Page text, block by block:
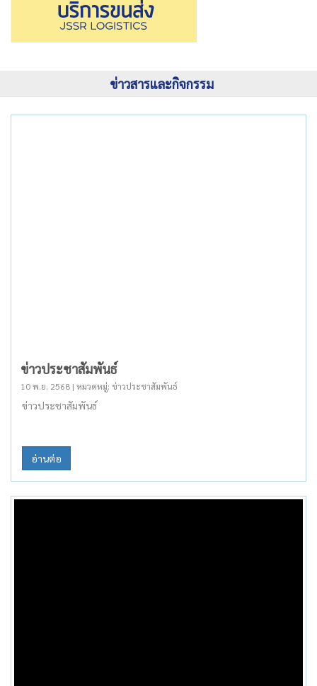
ข่าวสารและกิจกรรม
ข่าวประชาสัมพันธ์
10 พ.ย. 2568 | หมวดหมู่: ข่าวประชาสัมพันธ์
ข่าวประชาสัมพันธ์
อ่านต่อ